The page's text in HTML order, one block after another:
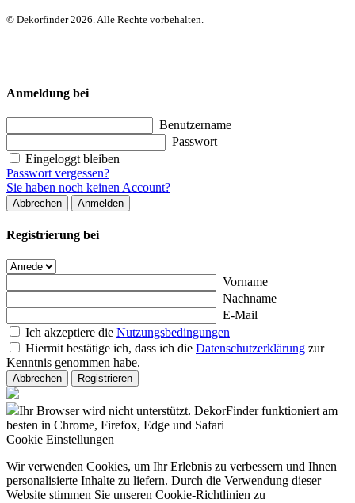
© Dekorfinder 2026. Alle Rechte vorbehalten.
Anmeldung bei
Benutzername
Passwort
Eingeloggt bleiben
Passwort vergessen?
Sie haben noch keinen Account?
Abbrechen Anmelden
Registrierung bei
Vorname
Nachname
E-Mail
Ich akzeptiere die Nutzungsbedingungen
Hiermit bestätige ich, dass ich die Datenschutzerklärung zur
Kenntnis genommen habe.
Abbrechen Registrieren
Ihr Browser wird nicht unterstützt. DekorFinder funktioniert am
besten in Chrome, Firefox, Edge und Safari
Cookie Einstellungen
Wir verwenden Cookies, um Ihr Erlebnis zu verbessern und Ihnen
personalisierte Inhalte zu liefern. Durch die Verwendung dieser
Website stimmen Sie unseren Cookie-Richtlinien zu